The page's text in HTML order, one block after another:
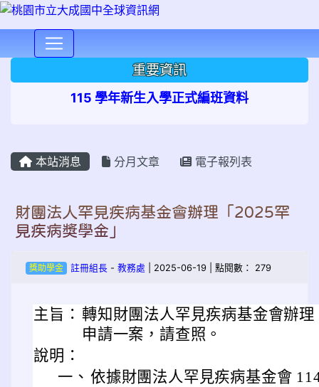
重要資訊
115 學年新生入學正式編班資料
本站消息 分月文章 電子報列表
財團法人罕見疾病基金會辦理「2025罕
見疾病獎學金」
獎助學金 註冊組長- 教務處 | 2025-06-19 | 點閱數： 279
主旨： 轉知財團法人罕見疾病基金會辦
申請一案，請查照。
說明：
一、 依據財團法人罕見疾病基金會